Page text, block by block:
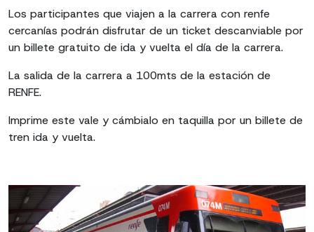
Los participantes que viajen a la carrera con renfe
cercanías podrán disfrutar de un ticket descanviable por
un billete gratuito de ida y vuelta el día de la carrera.
La salida de la carrera a 100mts de la estación de
RENFE.
Imprime este vale y cámbialo en taquilla por un billete de
tren ida y vuelta.